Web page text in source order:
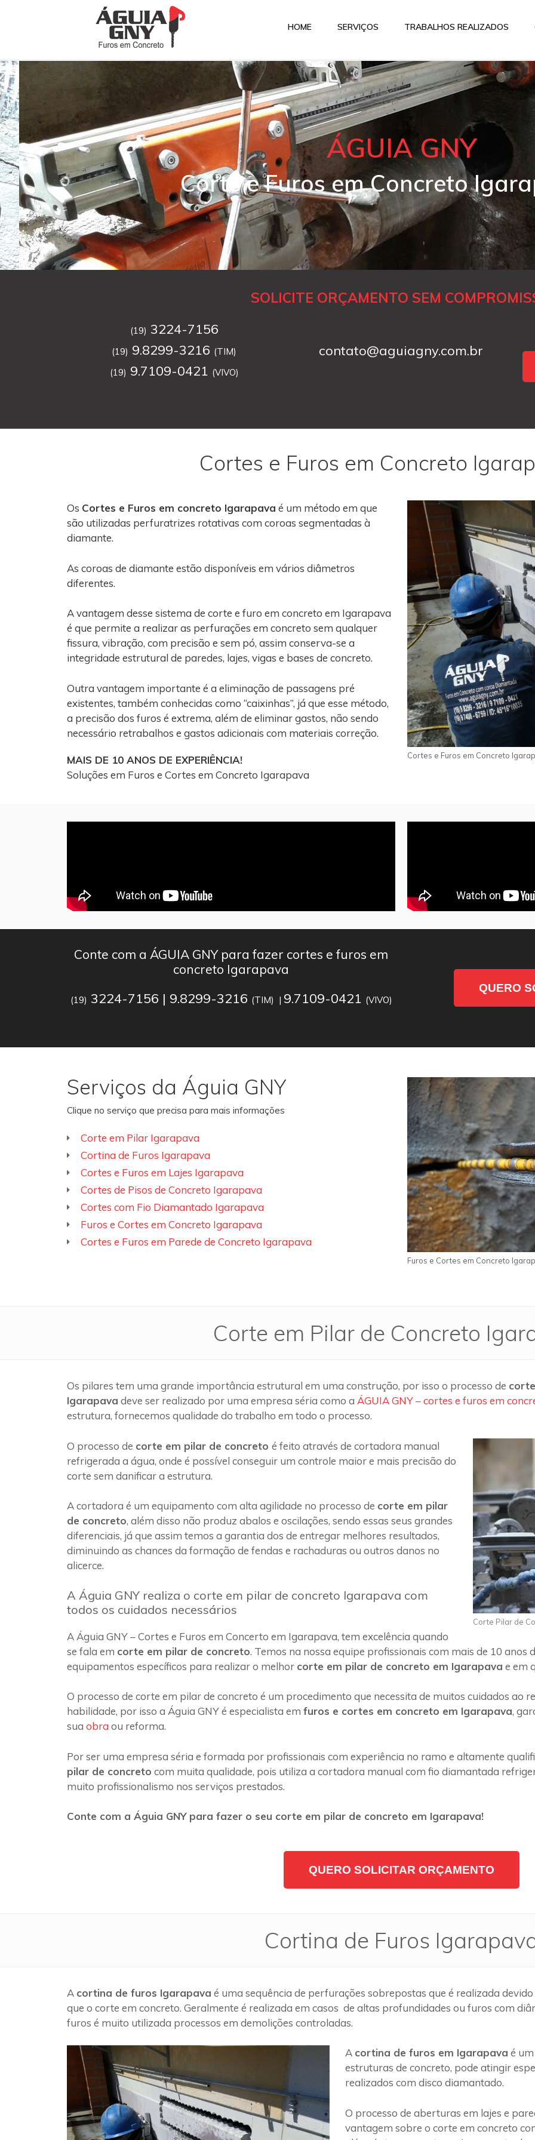
HOME SERVIÇOS TRABALHOS REALIZADOS
ÁGUIA GNY
Corte e Furos em Concreto
SOLICITE ORÇAMENTO SEM
(19) 3224-7156
(19) 9.8299-3216 (TIM)
(19) 9.7109-0421 (VIVO)
contato@aguiagny.com.br
Cortes e Furos em Concreto
Os Cortes e Furos em concreto Igarapava é um método em que
são utilizadas perfuratrizes rotativas com coroas segmentadas à
diamante.
As coroas de diamante estão disponíveis em vários diâmetros
diferentes.
A vantagem desse sistema de corte e furo em concreto em Igarapava
é que permite a realizar as perfurações em concreto sem qualquer
fissura, vibração, com precisão e sem pó, assim conserva-se a
integridade estrutural de paredes, lajes, vigas e bases de concreto.
Outra vantagem importante é a eliminação de passagens pré
existentes, também conhecidas como “caixinhas”, já que esse método,
a precisão dos furos é extrema, além de eliminar gastos, não sendo
necessário retrabalhos e gastos adicionais com materiais correção.
MAIS DE 10 ANOS DE EXPERIÊNCIA!
Soluções em Furos e Cortes em Concreto Igarapava
Cortes e Furos em Concreto
Conte com a ÁGUIA GNY para fazer cortes e furos em
concreto Igarapava
(19) 3224-7156 | 9.8299-3216 (TIM) | 9.7109-0421 (VIVO)
QUERO
Serviços da Águia GNY
Clique no serviço que precisa para mais informações
Corte em Pilar Igarapava
Cortina de Furos Igarapava
Cortes e Furos em Lajes Igarapava
Cortes de Pisos de Concreto Igarapava
Cortes com Fio Diamantado Igarapava
Furos e Cortes em Concreto Igarapava
Cortes e Furos em Parede de Concreto Igarapava
Furos e Cortes em Concreto
Corte em Pilar de Concreto
Os pilares tem uma grande importância estrutural em uma construção, por isso o processo de
Igarapava deve ser realizado por uma empresa séria como a ÁGUIA GNY – cortes e furos em
estrutura, fornecemos qualidade do trabalho em todo o processo.
Corte Pilar de
O processo de corte em pilar de concreto é feito através de cortadora manual
refrigerada a água, onde é possível conseguir um controle maior e mais precisão do
corte sem danificar a estrutura.
A cortadora é um equipamento com alta agilidade no processo de corte em pilar
de concreto, além disso não produz abalos e oscilações, sendo essas seus grandes
diferenciais, já que assim temos a garantia dos de entregar melhores resultados,
diminuindo as chances da formação de fendas e rachaduras ou outros danos no
alicerce.
A Águia GNY realiza o corte em pilar de concreto Igarapava com
todos os cuidados necessários
A Águia GNY – Cortes e Furos em Concerto em Igarapava, tem excelência quando
se fala em corte em pilar de concreto. Temos na nossa equipe profissionais com mais de 10 anos
equipamentos específicos para realizar o melhor corte em pilar de concreto em Igarapava e em
O processo de corte em pilar de concreto é um procedimento que necessita de muitos cuidados ao
habilidade, por isso a Águia GNY é especialista em furos e cortes em concreto em Igarapava,
sua obra ou reforma.
Por ser uma empresa séria e formada por profissionais com experiência no ramo e altamente
pilar de concreto com muita qualidade, pois utiliza a cortadora manual com fio diamantada
muito profissionalismo nos serviços prestados.
Conte com a Águia GNY para fazer o seu corte em pilar de concreto em Igarapava!
QUERO SOLICITAR ORÇAMENTO
Cortina de Furos
A cortina de furos Igarapava é uma sequência de perfurações sobrepostas que é realizada
que o corte em concreto. Geralmente é realizada em casos de altas profundidades ou furos com
furos é muito utilizada processos em demolições controladas.
A cortina de furos em Igarapava é
estruturas de concreto, pode atingir
realizados com disco diamantado.
O processo de aberturas em lajes e
vantagem sobre o corte em concreto